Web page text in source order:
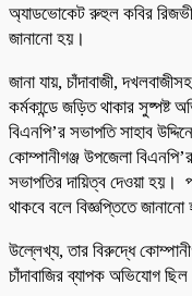
অ্যাডভোকেট রুহুল কবির
জানানো হয়।
জানা যায়, চাঁদাবাজী,
কর্মকান্ডে জড়িত থাকার সুষ্পষ্ট
বিএনপি’র সভাপতি সাহাব
কোম্পানীগঞ্জ উপজেলা
সভাপতির দায়িত্ব দেওয়া হয়।
থাকবে বলে বিজ্ঞপ্তিতে জানানো
উল্লেখ্য, তার বিরুদ্ধে
চাঁদাবাজির ব্যাপক অভিযোগ